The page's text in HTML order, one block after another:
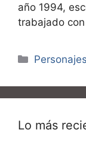
año 1994,
trabajado
Categorías
Lo más